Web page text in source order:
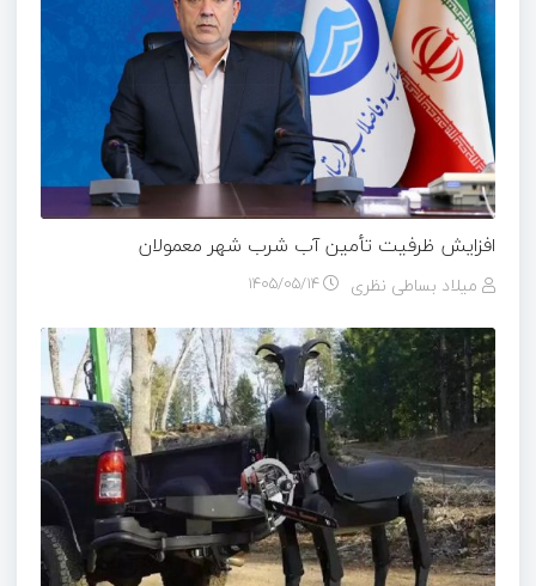
افزایش ظرفیت تأمین آب شرب شهر معمولان
میلاد بساطی نظری ۱۴۰۵/۰۵/۱۴